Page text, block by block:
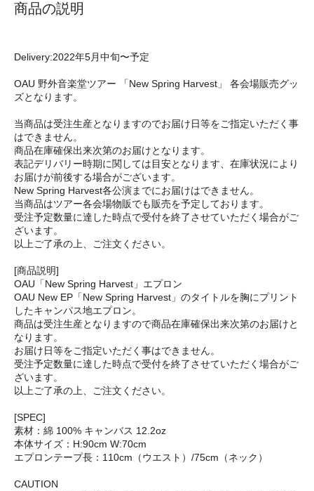
商品の説明
Delivery:2022年5月中旬〜予定
OAU 野外音楽堂ツアー 「New Spring Harvest」 各会場販売グッ
ズとなります。
当商品は受注生産となりますのでお届け日等をご指定いただく事
はできません。
商品在庫確保出来次第のお届けとなります。
表記デリバリー時期に関しては目安となります、在庫状況により
お届けが前後する場合がございます。
New Spring Harvest各公演までにお届けはできません。
当商品はツアー各会場物販でも販売を予定しております。
受注予定数量に達した時点で受付を終了させていただく場合がご
ざいます。
以上ご了承の上、ご注文ください。
[商品説明]
OAU「New Spring Harvest」エプロン
OAU New EP「New Spring Harvest」のタイトルを胸にプリント
したキャンパス地エプロン。
商品は受注生産となりますので商品在庫確保出来次第のお届けと
なります。
お届け日等をご指定いただく事はできません。
受注予定数量に達した時点で受付を終了させていただく場合がご
ざいます。
以上ご了承の上、ご注文ください。
[SPEC]
素材：綿 100% キャンバス 12.2oz
本体サイズ：H:90cm W:70cm
エプロンテープ長：110cm（ウエスト）/75cm（ネック）
CAUTION